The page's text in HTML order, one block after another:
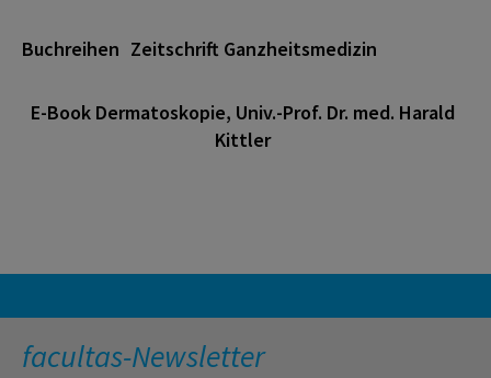
Buchreihen Zeitschrift Ganzheitsmedizin
E-Book Dermatoskopie, Univ.-Prof. Dr. med. Harald
Kittler
facultas-Newsletter